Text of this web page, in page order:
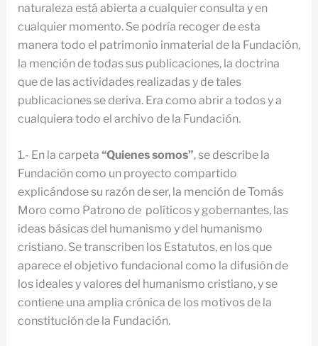
naturaleza está abierta a cualquier consulta y en
cualquier momento. Se podría recoger de esta
manera todo el patrimonio inmaterial de la Fundación,
la mención de todas sus publicaciones, la doctrina
que de las actividades realizadas y de tales
publicaciones se deriva. Era como abrir a todos y a
cualquiera todo el archivo de la Fundación.
1.- En la carpeta “Quienes somos”, se describe la
Fundación como un proyecto compartido
explicándose su razón de ser, la mención de Tomás
Moro como Patrono de políticos y gobernantes, las
ideas básicas del humanismo y del humanismo
cristiano. Se transcriben los Estatutos, en los que
aparece el objetivo fundacional como la difusión de
los ideales y valores del humanismo cristiano, y se
contiene una amplia crónica de los motivos de la
constitución de la Fundación.